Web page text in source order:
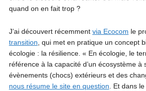
quand on en fait trop ?
J’ai découvert récemment via Ecocom le
transition , qui met en pratique un concept
écologie : la résilience. « En écologie, le
référence à la capacité d’un écosystème à
évènements (chocs) extérieurs et des
nous résume le site en question . Et dans le